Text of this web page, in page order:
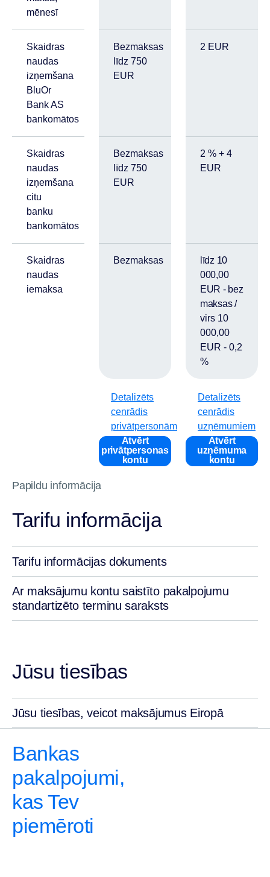
mēnesī
Skaidras
naudas
izņemšana
BluOr
Bank AS
bankomātos
Bezmaksas
līdz 750
EUR
2 EUR
Skaidras
naudas
izņemšana
citu
banku
bankomātos
Bezmaksas
līdz 750
EUR
2 % + 4
EUR
Skaidras
naudas
iemaksa
Bezmaksas
līdz 10
000,00
EUR - bez
maksas /
virs 10
000,00
EUR - 0,2
%
Detalizēts
cenrādis
privātpersonām
Atvērt
privātpersonas
kontu
Detalizēts
cenrādis
uzņēmumiem
Atvērt
uzņēmuma
kontu
Papildu informācija
Tarifu informācija
Tarifu informācijas dokuments
Ar maksājumu kontu saistīto pakalpojumu
standartizēto terminu saraksts
Jūsu tiesības
Jūsu tiesības, veicot maksājumus Eiropā
Bankas
pakalpojumi,
kas Tev
piemēroti